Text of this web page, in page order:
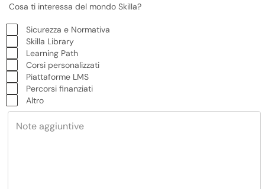
Cosa ti interessa del mondo Skilla?
Sicurezza e Normativa
Skilla Library
Learning Path
Corsi personalizzati
Piattaforme LMS
Percorsi finanziati
Altro